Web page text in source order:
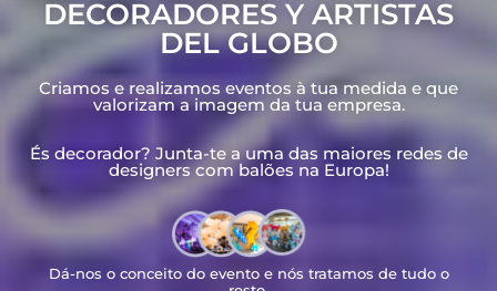
DECORADORES Y ARTISTAS
DEL GLOBO
Criamos e realizamos eventos à tua medida e que
valorizam a imagem da tua empresa.
És decorador? Junta-te a uma das maiores redes de
designers com balões na Europa!
Dá-nos o conceito do evento e nós tratamos de tudo o